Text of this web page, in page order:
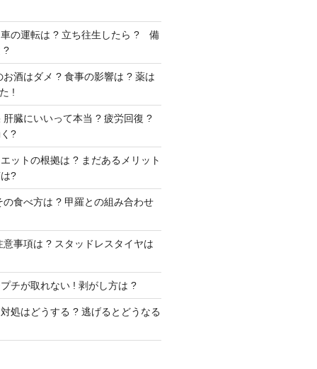
車の運転は ? 立ち往生したら ? 備
?
お酒はダメ ? 食事の影響は ? 薬は
!
肝臓にいいって本当 ? 疲労回復 ?
?
ットの根拠は ? まだあるメリット
?
の食べ方は ? 甲羅との組み合わせ
意事項は ? スタッドレスタイヤは
チが取れない ! 剥がし方は ?
処はどうする ? 逃げるとどうなる